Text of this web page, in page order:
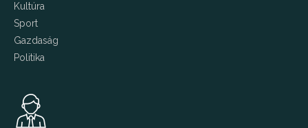
Kultúra
Sport
Gazdaság
Politika